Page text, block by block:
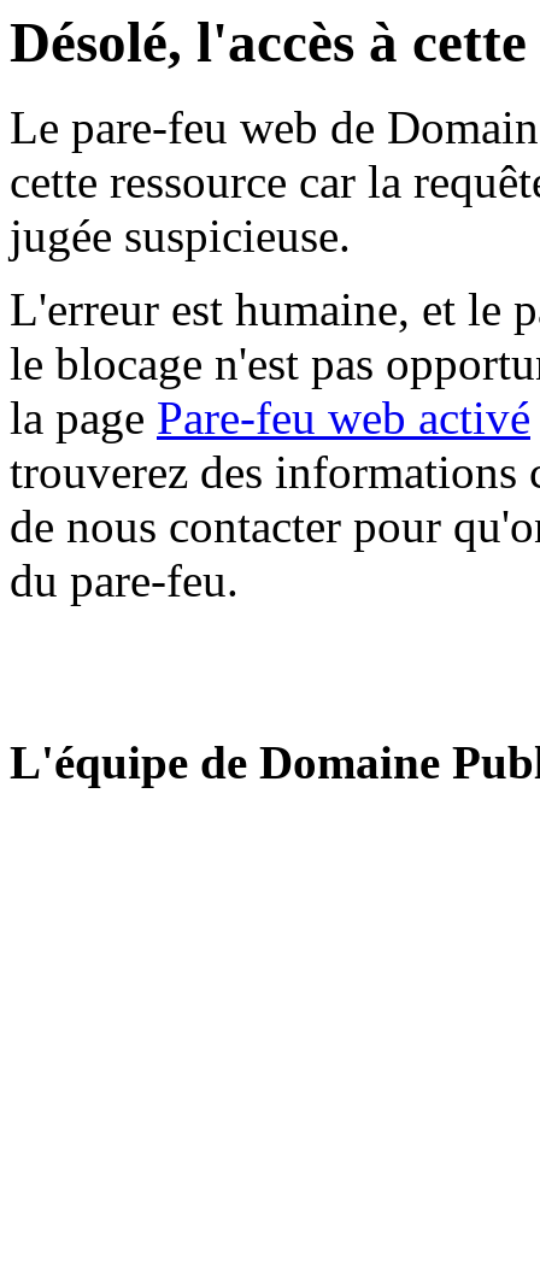
Désolé, l'accès à
Le pare-feu web de
cette ressource car la
jugée suspicieuse.
L'erreur est humaine, et le
le blocage n'est pas
la page Pare-feu web activé
trouverez des informations
de nous contacter pour
du pare-feu.
L'équipe de Domaine